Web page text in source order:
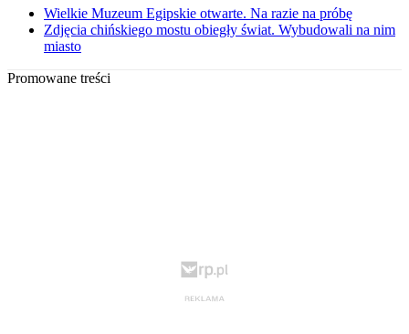
Wielkie Muzeum Egipskie otwarte. Na razie na próbę
Zdjęcia chińskiego mostu obiegły świat. Wybudowali na nim
miasto
Promowane treści